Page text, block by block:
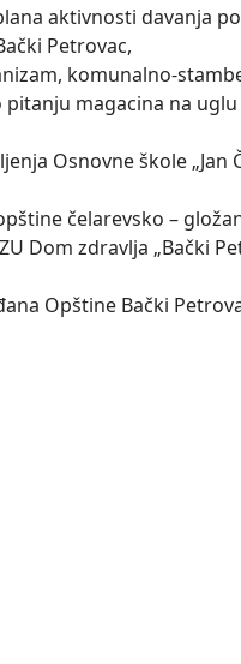
aktivnosti davanja
Petrovac,
komunalno-
magacina na uglu
Osnovne škole „Jan
čelarevsko –
Dom zdravlja „Bački
Opštine Bački